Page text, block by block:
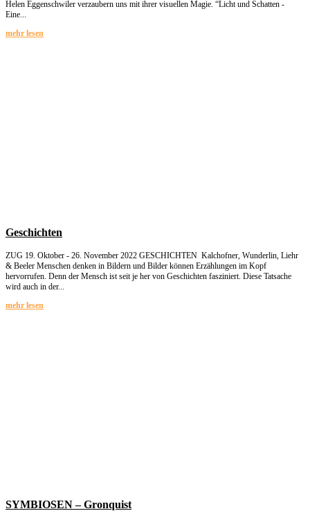
Helen Eggenschwiler verzaubern uns mit ihrer visuellen Magie. “Licht und Schatten -
Eine...
mehr lesen
Geschichten
ZUG 19. Oktober - 26. November 2022 GESCHICHTEN Kalchofner, Wunderlin, Liehr
& Beeler Menschen denken in Bildern und Bilder können Erzählungen im Kopf
hervorrufen. Denn der Mensch ist seit je her von Geschichten fasziniert. Diese Tatsache
wird auch in der...
mehr lesen
SYMBIOSEN – Gronquist